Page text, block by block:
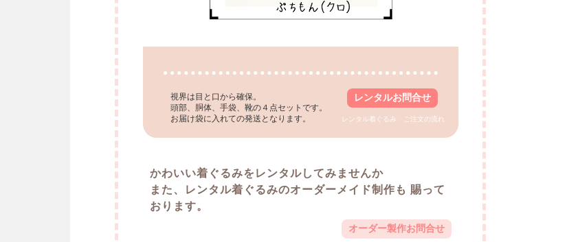
視界は目と口から確保。
頭部、胴体、手袋、靴の４点セットです。
お届け袋に入れての発送となります。
レンタルお問合せ
レンタル着ぐるみ ご注文の流れ
かわいい着ぐるみをレンタルしてみませんか
また、レンタル着ぐるみのオーダーメイド制作も 賜って
おります。
オーダー製作お問合せ